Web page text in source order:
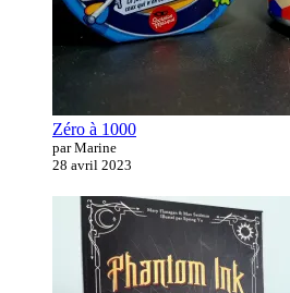
Zéro à 1000
par Marine
28 avril 2023